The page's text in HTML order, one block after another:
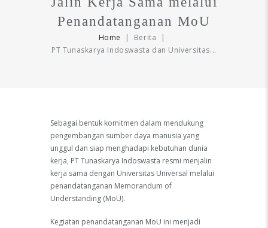
Penandatanganan MoU
Home
Berita
PT Tunaskarya Indoswasta dan Universitas...
Sebagai bentuk komitmen dalam mendukung
pengembangan sumber daya manusia yang
unggul dan siap menghadapi kebutuhan dunia
kerja, PT Tunaskarya Indoswasta resmi menjalin
kerja sama dengan Universitas Universal melalui
penandatanganan Memorandum of
Understanding (MoU).
Kegiatan penandatanganan MoU ini menjadi